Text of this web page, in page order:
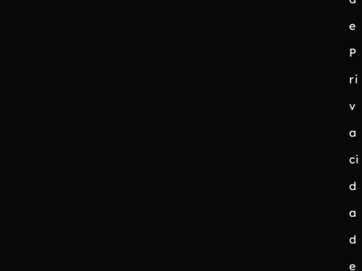
e
P
ri
v
a
ci
d
a
d
e